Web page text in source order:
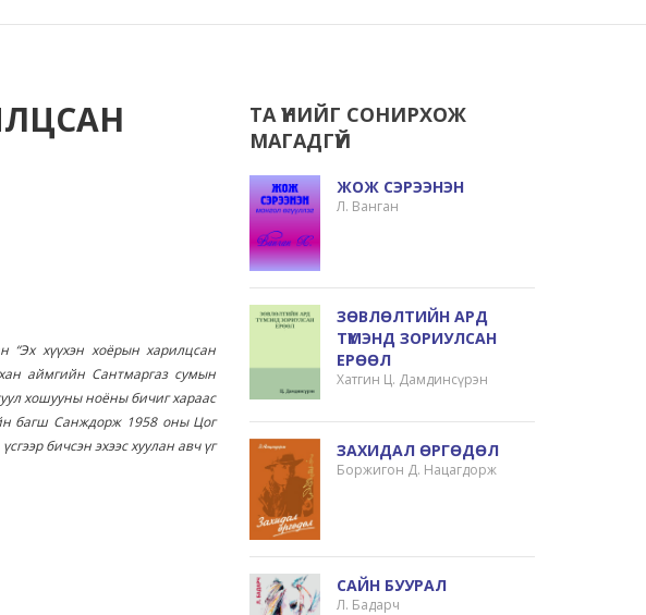
“Эх хүүхэн хоёрын харилцсан
аймгийн Сантмаргаз сумын
хошууны ноёны бичиг хараас
багш Санждорж 1958 оны Цог
бичсэн эхээс хуулан авч үг
ТА ҮҮНИЙГ СОНИРХОЖ
МАГАДГҮЙ
ЖОЖ СЭРЭЭНЭН
Л. Ванган
ЗӨВЛӨЛТИЙН АРД
ТҮМЭНД ЗОРИУЛСАН
ЕРӨӨЛ
Хатгин Ц. Дамдинсүрэн
ЗАХИДАЛ ӨРГӨДӨЛ
Боржигон Д. Нацагдорж
САЙН БУУРАЛ
Л. Бадарч